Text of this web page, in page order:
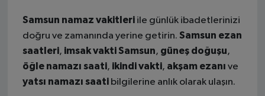
Samsun namaz vakitleri ile günlük ibadetlerinizi
doğru ve zamanında yerine getirin. Samsun ezan
saatleri, imsak vakti Samsun, güneş doğuşu,
öğle namazı saati, ikindi vakti, akşam ezanı ve
yatsı namazı saati bilgilerine anlık olarak ulaşın.